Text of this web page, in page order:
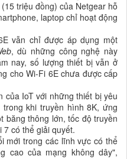
triệu đồng) của Netgear hỗ
laptop chỉ hoạt động
vẫn chỉ được áp dụng một
, dù những công nghệ này
nay, số lượng thiết bị vẫn ở
cho Wi-Fi 6E chưa được cấp
của IoT với những thiết bị yêu
khi truyền hình 8K, ứng
băng thông lớn, tốc độ truyền
có thể giải quyết.
mới trong các lĩnh vực có thể
cao của mạng không dây",